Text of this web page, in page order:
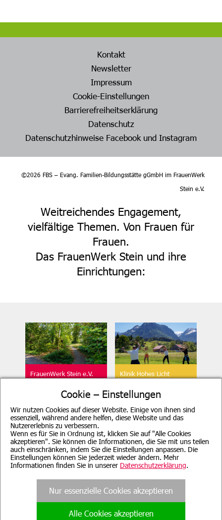
Kontakt
Newsletter
Impressum
Cookie-Einstellungen
Barrierefreiheitserklärung
Datenschutz
Datenschutzhinweise Facebook und Instagram
©2026 FBS – Evang. Familien-Bildungsstätte gGmbH im FrauenWerk
Stein e.V.
Weitreichendes Engagement,
vielfältige Themen. Von Frauen für
Frauen.
Das FrauenWerk Stein und ihre
Einrichtungen:
FrauenWerk Stein e.V.
Klinik Hohes Licht
Klinik Sonnenbichl
Aschau
Beratung für Mutter, Mutter-
Kind, Vater, Vater-Kind und
pflegende Angehörige
Cookie – Einstellungen
Wir nutzen Cookies auf dieser Website. Einige von ihnen sind
essenziell, während andere helfen, diese Website und das
Nutzererlebnis zu verbessern.
Wenn es für Sie in Ordnung ist, klicken Sie auf "Alle Cookies
akzeptieren". Sie können die Informationen, die Sie mit uns teilen
auch einschränken, indem Sie die Einstellungen anpassen. Die
Einstellungen können Sie jederzeit wieder ändern. Mehr
Informationen finden Sie in unserer Datenschutzerklärung.
Nur essenzielle Cookies akzeptieren
Alle Cookies akzeptieren